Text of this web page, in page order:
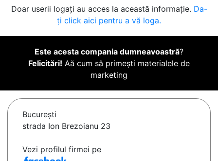
Doar userii logați au acces la această informație. Da-
ți click aici pentru a vă loga.
Este acesta compania dumneavoastră?
Felicitări! Aă cum să primești materialele de
marketing
Bucureşti
strada Ion Brezoianu 23
Vezi profilul firmei pe